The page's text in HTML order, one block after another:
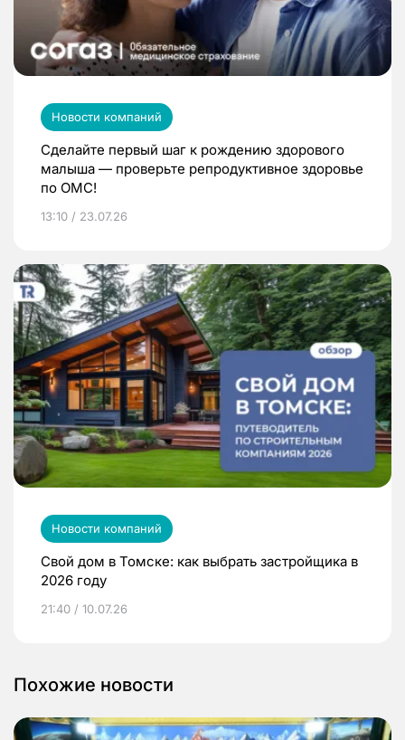
Новости компаний
Сделайте первый шаг к рождению здорового
малыша — проверьте репродуктивное здоровье
по ОМС!
13:10 / 23.07.26
Новости компаний
Свой дом в Томске: как выбрать застройщика в
2026 году
21:40 / 10.07.26
Похожие новости